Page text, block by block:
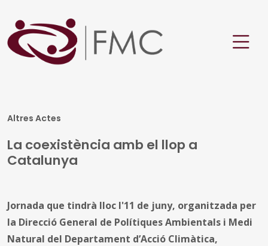
Altres Actes
La coexistència amb el llop a
Catalunya
Jornada que tindrà lloc l'11 de juny, organitzada per
la Direcció General de Polítiques Ambientals i Medi
Natural del Departament d’Acció Climàtica,